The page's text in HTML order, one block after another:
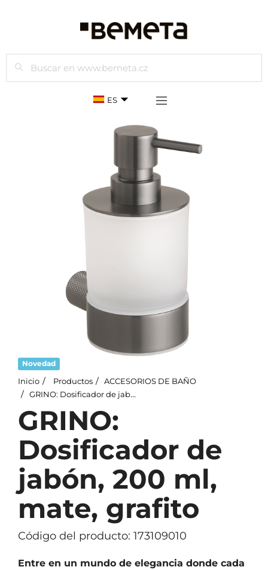
Buscar
ES
Novedad
Inicio Productos
ACCESORIOS DE BAÑO
GRINO: Dosificador de jabón, 200 ml, mate, grafito
GRINO:
Dosificador de
jabón, 200 ml,
mate, grafito
Código del producto: 173109010
Entre en un mundo de elegancia donde cada